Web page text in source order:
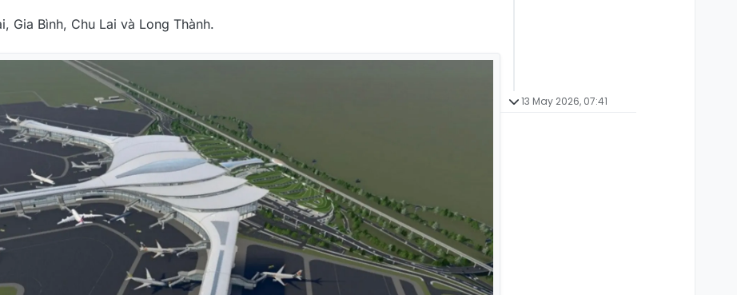
Gia Bình, Chu Lai và Long Thành.
13 May 2026, 07:41